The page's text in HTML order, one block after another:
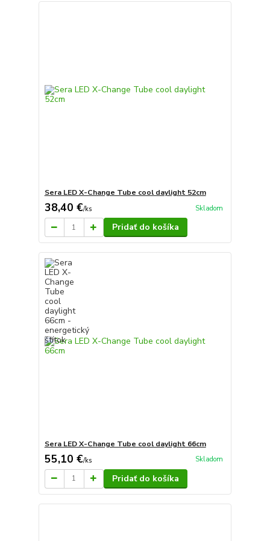
Sera LED X-Change Tube cool daylight 52cm
38,40 €/ks Skladom
Pridať do košíka
Sera LED X-Change Tube cool daylight 66cm
55,10 €/ks Skladom
Pridať do košíka